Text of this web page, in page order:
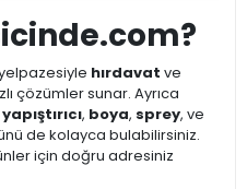
hırdavat ve
çözümler sunar. Ayrıca
yapıştırıcı, boya, sprey, ve
de kolayca bulabilirsiniz.
için doğru adresiniz